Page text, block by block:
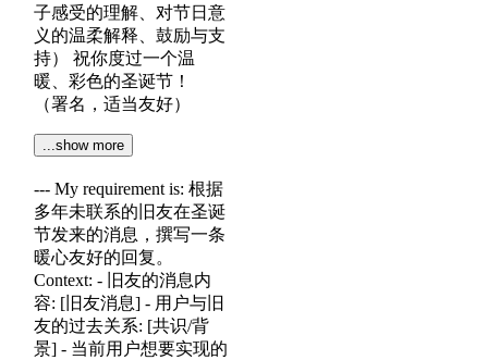
子感受的理解、对节日意
义的温柔解释、鼓励与支
持） 祝你度过一个温
暖、彩色的圣诞节！
（署名，适当友好）
...show more
--- My requirement is: 根据
多年未联系的旧友在圣诞
节发来的消息，撰写一条
暖心友好的回复。
Context: - 旧友的消息内
容: [旧友消息] - 用户与旧
友的过去关系: [共识/背
景] - 当前用户想要实现的